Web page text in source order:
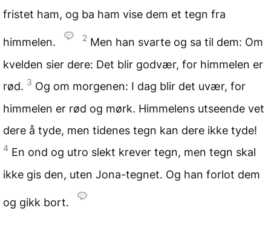
fristet ham, og ba ham vise dem et tegn fra
himmelen. 2 Men han svarte og sa til dem: Om
kvelden sier dere: Det blir godvær, for himmelen er
rød. 3 Og om morgenen: I dag blir det uvær, for
himmelen er rød og mørk. Himmelens utseende vet
dere å tyde, men tidenes tegn kan dere ikke tyde!
4 En ond og utro slekt krever tegn, men tegn skal
ikke gis den, uten Jona-tegnet. Og han forlot dem
og gikk bort.